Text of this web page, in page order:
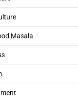
Masala